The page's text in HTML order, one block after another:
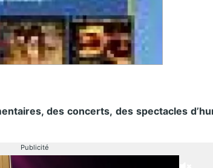
des concerts, des spectacles
Publicité